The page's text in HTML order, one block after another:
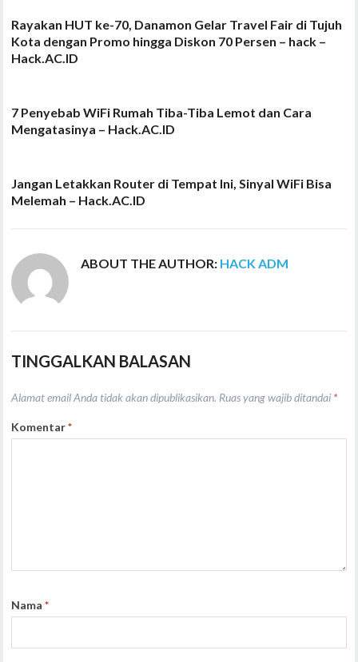
Rayakan HUT ke-70, Danamon Gelar Travel Fair di Tujuh
Kota dengan Promo hingga Diskon 70 Persen – hack –
Hack.AC.ID
7 Penyebab WiFi Rumah Tiba-Tiba Lemot dan Cara
Mengatasinya – Hack.AC.ID
Jangan Letakkan Router di Tempat Ini, Sinyal WiFi Bisa
Melemah – Hack.AC.ID
ABOUT THE AUTHOR: HACK ADM
TINGGALKAN BALASAN
Alamat email Anda tidak akan dipublikasikan. Ruas yang wajib ditandai *
Komentar*
Nama*